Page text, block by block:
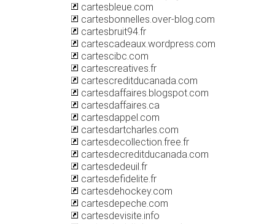
cartesbleue.com
cartesbonnelles.over-blog.com
cartesbruit94.fr
cartescadeaux.wordpress.com
cartescibc.com
cartescreatives.fr
cartescreditducanada.com
cartesdaffaires.blogspot.com
cartesdaffaires.ca
cartesdappel.com
cartesdartcharles.com
cartesdecollection.free.fr
cartesdecreditducanada.com
cartesdedeuil.fr
cartesdefidelite.fr
cartesdehockey.com
cartesdepeche.com
cartesdevisite.info